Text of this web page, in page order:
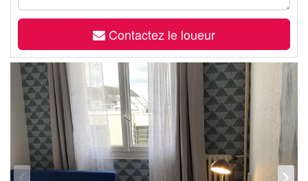
Contactez le loueur